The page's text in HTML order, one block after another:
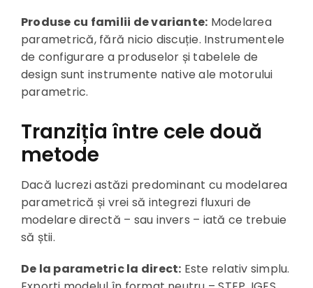
Produse cu familii de variante: Modelarea
parametrică, fără nicio discuție. Instrumentele
de configurare a produselor și tabelele de
design sunt instrumente native ale motorului
parametric.
Tranziția între cele două
metode
Dacă lucrezi astăzi predominant cu modelarea
parametrică și vrei să integrezi fluxuri de
modelare directă – sau invers – iată ce trebuie
să știi.
De la parametric la direct: Este relativ simplu.